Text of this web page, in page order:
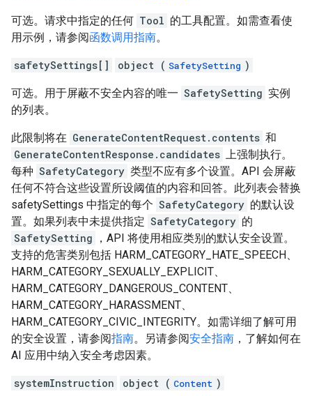
可选。请求中指定的任何 Tool 的工具配置。如需查看使
用示例，请参阅函数调用指南。
safetySettings[] object ( SafetySetting )
可选。用于屏蔽不安全内容的唯一 SafetySetting 实例
的列表。
此限制将在 GenerateContentRequest.contents 和
GenerateContentResponse.candidates 上强制执行。
每种 SafetyCategory 类型不应有多个设置。API 会屏蔽
任何不符合这些设置所设阈值的内容和回答。此列表会替换
safetySettings 中指定的每个 SafetyCategory 的默认设
置。如果列表中未提供指定 SafetyCategory 的
SafetySetting
，API 将使用相应类别的默认安全设置。
支持的危害类别包括 HARM_CATEGORY_HATE_SPEECH、
HARM_CATEGORY_SEXUALLY_EXPLICIT、
HARM_CATEGORY_DANGEROUS_CONTENT、
HARM_CATEGORY_HARASSMENT、
HARM_CATEGORY_CIVIC_INTEGRITY。如需详细了解可用
的安全设置，请参阅指南。另请参阅安全指南 ，了解如何在
AI 应用中纳入安全考虑因素。
systemInstruction object ( Content )